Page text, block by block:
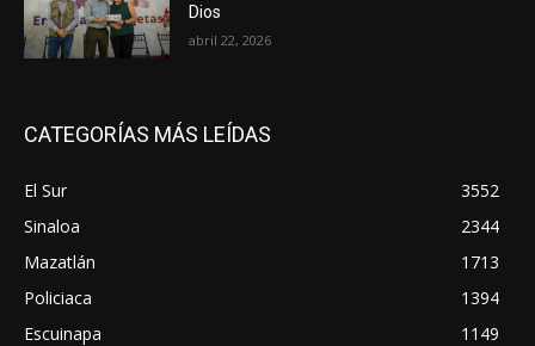
Dios
abril 22, 2026
CATEGORÍAS MÁS LEÍDAS
El Sur
3552
Sinaloa
2344
Mazatlán
1713
Policiaca
1394
Escuinapa
1149